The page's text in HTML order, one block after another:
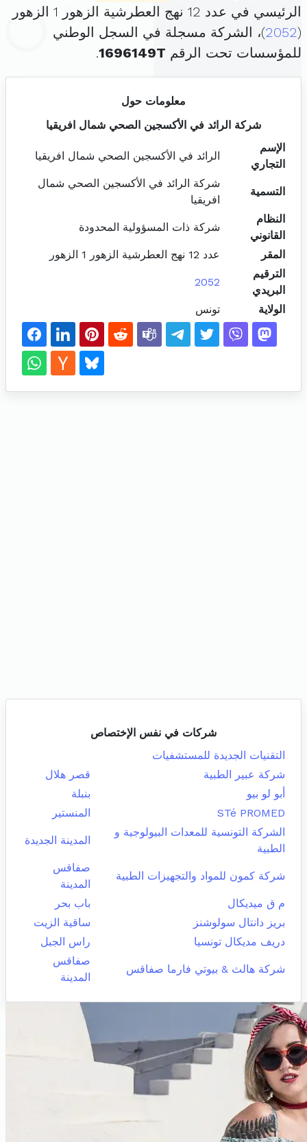
الرئيسي في عدد 12 نهج العطرشية الزهور 1 الزهور
(
2052)، الشركة مسجلة في السجل الوطني
للمؤسسات تحت الرقم 1696149T
.
معلومات حول
شركة الرائد في الأكسجين الصحي شمال افريقيا
الإسم
التجاري
الرائد في الأكسجين الصحي شمال افريقيا
التسمية
شركة الرائد في الأكسجين الصحي شمال
افريقيا
النظام
القانوني
شركة ذات المسؤولية المحدودة
المقر
عدد 12 نهج العطرشية الزهور 1 الزهور
الترقيم
البريدي
2052
الولاية تونس
شركات في نفس الإختصاص
التقنيات الجديدة للمستشفيات
شركة عبير الطبية
قصر هلال
أبو لو بيو
بنبلة
STé PROMED
المنستير
الشركة التونسية للمعدات البيولوجية و
الطبية
المدينة الجديدة
شركة كمون للمواد والتجهيزات الطبية
صفاقس
المدينة
م ق ميديكال
باب بحر
بريز دانتال سولوشنز
ساقية الزيت
دريف مديكال تونسيا
راس الجبل
شركة هالث & بيوتي فارما صفاقس
صفاقس
المدينة